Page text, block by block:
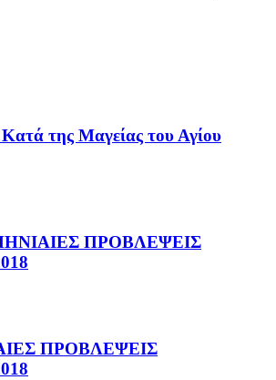
της Μαγείας του Αγίου
ΠΡΟΒΛΕΨΕΙΣ
ΠΡΟΒΛΕΨΕΙΣ